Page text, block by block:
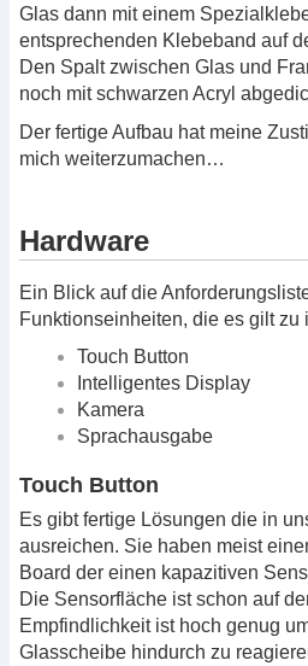
Glas dann mit einem
entsprechenden Klebeband auf
Den Spalt zwischen Glas und
noch mit schwarzen Acryl
Der fertige Aufbau hat meine
mich weiterzumachen…
Hardware
Ein Blick auf die
Funktionseinheiten, die es gilt zu
Touch Button
Intelligentes Display
Kamera
Sprachausgabe
Touch Button
Es gibt fertige Lösungen die in
ausreichen. Sie haben meist
Board der einen kapazitiven
Die Sensorfläche ist schon auf
Empfindlichkeit ist hoch genug
Glasscheibe hindurch zu